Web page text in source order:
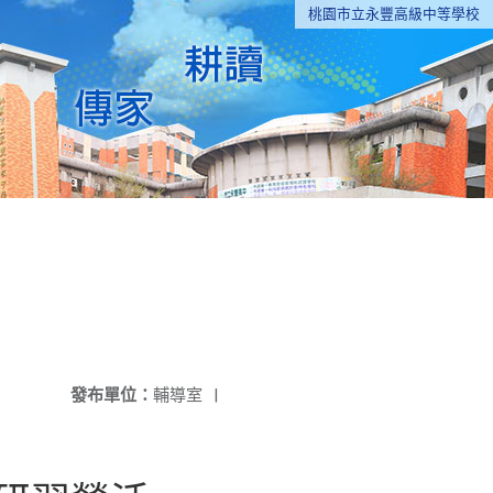
桃園市立永豐高級中等學校
發布單位： 輔導室 |